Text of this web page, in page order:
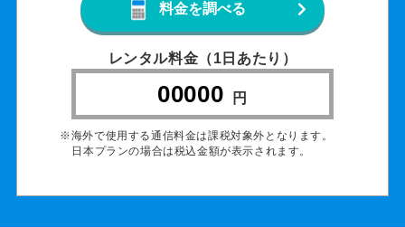
料金を調べる
レンタル料金 （1日あたり）
00000 円
※海外で使用する通信料金は課税対象外となります。
日本プランの場合は税込金額が表示されます。